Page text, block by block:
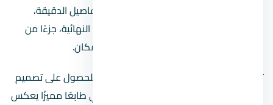
تعد التفاصيل الدقيقة،
كنوعية المواد المستخدمة والتشطيبات النهائية، جزءًا من
العناصر التي تضيف لمسة خاصة على المكان.
تعتبر هذه الأكسسوارات الحديثة خيارًا مثاليًا للحصول على تصميم
كهربائي عصري يلبي احتياجات المنزل ويضفي طابعًا مميزًا يعكس